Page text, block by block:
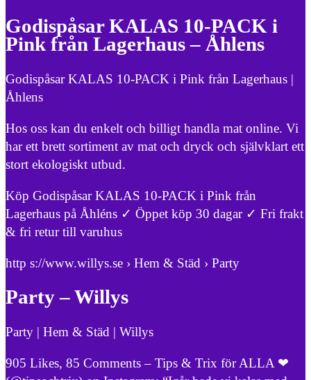
Godispåsar KALAS 10-PACK i
Pink från Lagerhaus – Åhlens
Godispåsar KALAS 10-PACK i Pink från Lagerhaus |
Åhlens
Hos oss kan du enkelt och billigt handla mat online. Vi
har ett brett sortiment av mat och dryck och självklart ett
stort ekologiskt utbud.
Köp Godispåsar KALAS 10-PACK i Pink från
Lagerhaus på Åhléns ✓ Öppet köp 30 dagar ✓ Fri frakt
& fri retur till varuhus
http s://www.willys.se › Hem & Städ › Party
Party – Willys
Party | Hem & Städ | Willys
905 Likes, 85 Comments – Tips & Trix för ALLA ❤